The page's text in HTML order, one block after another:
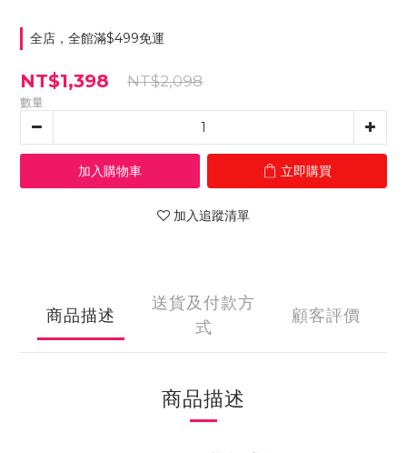
全店，全館滿$499免運
NT$1,398 NT$2,098
數量
加入購物車 立即購買
加入追蹤清單
商品描述
送貨及付款方
式
顧客評價
商品描述